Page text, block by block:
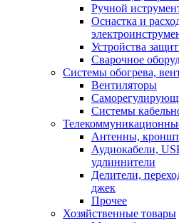
Ручной
Оснастка и
Устройства
Сварочное
Системы обогрева,
Вентиляторы
Системы
Антенны,
Аудиокабели,
удлиннители
Делители,
джек
Прочее
Хозяйственные товары